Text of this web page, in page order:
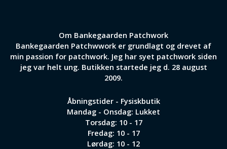
Om Bankegaarden Patchwork
Bankegaarden Patchwwork er grundlagt og drevet af
min passion for patchwork. Jeg har syet patchwork siden
jeg var helt ung. Butikken startede jeg d. 28 august
2009.
Åbningstider - Fysiskbutik
Mandag - Onsdag: Lukket
Torsdag: 10 - 17
Fredag: 10 - 17
Lørdag: 10 - 12